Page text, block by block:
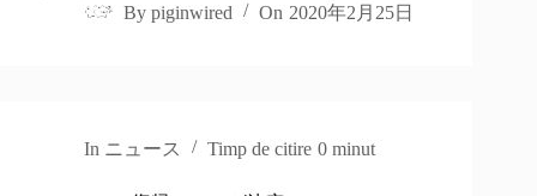
By piginwired On 2020年2月25日
In ニュース Timp de citire 0 minut